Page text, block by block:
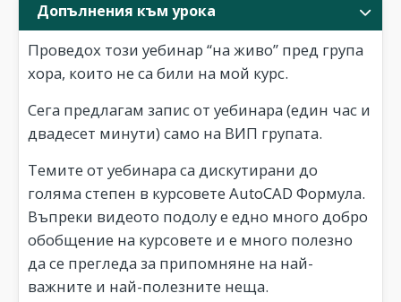
Допълнения към урока
Проведох този уебинар “на живо” пред група
хора, които не са били на мой курс.
Сега предлагам запис от уебинара (един час и
двадесет минути) само на ВИП групата.
Темите от уебинара са дискутирани до
голяма степен в курсовете AutoCAD Формула.
Въпреки видеото подолу е едно много добро
обобщение на курсовете и е много полезно
да се прегледа за припомняне на най-
важните и най-полезните неща.